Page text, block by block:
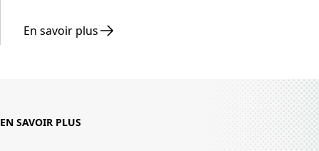
En savoir plus
EN SAVOIR PLUS